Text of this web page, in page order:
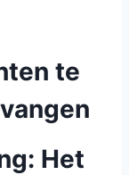
te
Het